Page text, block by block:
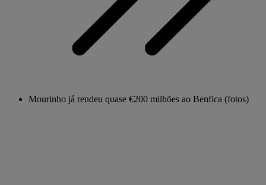
Mourinho já rendeu quase €200 milhões ao Benfica (fotos)